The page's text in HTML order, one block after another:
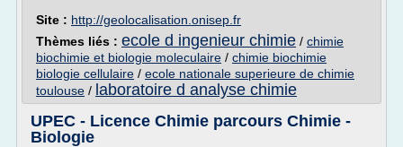
Site : http://geolocalisation.onisep.fr
Thèmes liés : ecole d ingenieur chimie / chimie
biochimie et biologie moleculaire / chimie biochimie
biologie cellulaire / ecole nationale superieure de chimie
toulouse / laboratoire d analyse chimie
UPEC - Licence Chimie parcours Chimie -
Biologie